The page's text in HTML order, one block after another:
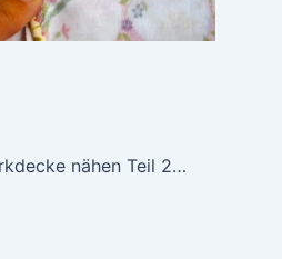
Anleitung Patchworkdecke nähen Teil 2 – Von Stoffstücken zum fertigen Top